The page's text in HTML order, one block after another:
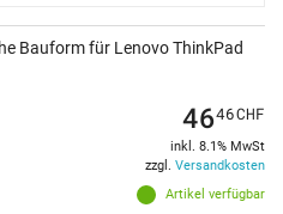
Bauform für Lenovo ThinkPad
Artikel verfügbar
4646CHF
inkl. 8.1% MwSt
zzgl. Versandkosten